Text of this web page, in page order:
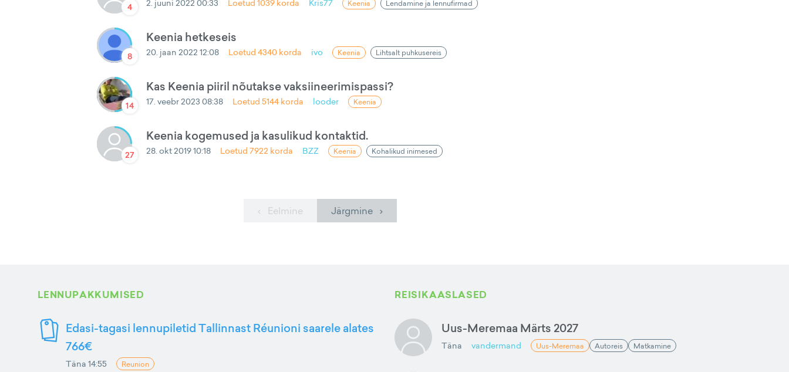
4 2. juuni 2022 00:33 Loetud1039 korda Kris77 Keenia Lendamine ja lennufirmad
8
Keenia hetkeseis
20. jaan 2022 12:08 Loetud4340 korda ivo Keenia Lihtsalt puhkusereis
14
Kas Keenia piiril nõutakse vaksiineerimispassi?
17. veebr 2023 08:38 Loetud5144 korda looder Keenia
27
Keenia kogemused ja kasulikud kontaktid.
28. okt 2019 10:18 Loetud7922 korda BZZ Keenia Kohalikud inimesed
‹ Eelmine Järgmine ›
LENNUPAKKUMISED
Edasi-tagasi lennupiletid Tallinnast Réunioni saarele alates
766€
Täna 14:55 Reunion
REISIKAASLASED
Uus-Meremaa Märts 2027
Täna vandermand Uus-Meremaa Autoreis Matkamine